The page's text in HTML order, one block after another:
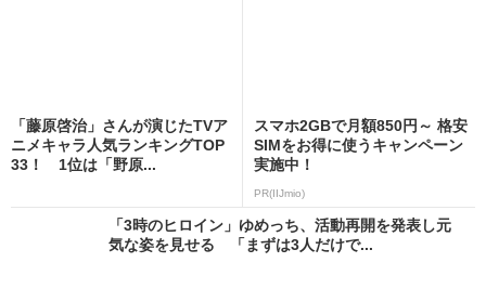
「藤原啓治」さんが演じたTVア
ニメキャラ人気ランキングTOP
33！ 1位は「野原...
スマホ2GBで月額850円～ 格安
SIMをお得に使うキャンペーン
実施中！
PR(IIJmio)
「3時のヒロイン」ゆめっち、活動再開を発表し元
気な姿を見せる 「まずは3人だけで...